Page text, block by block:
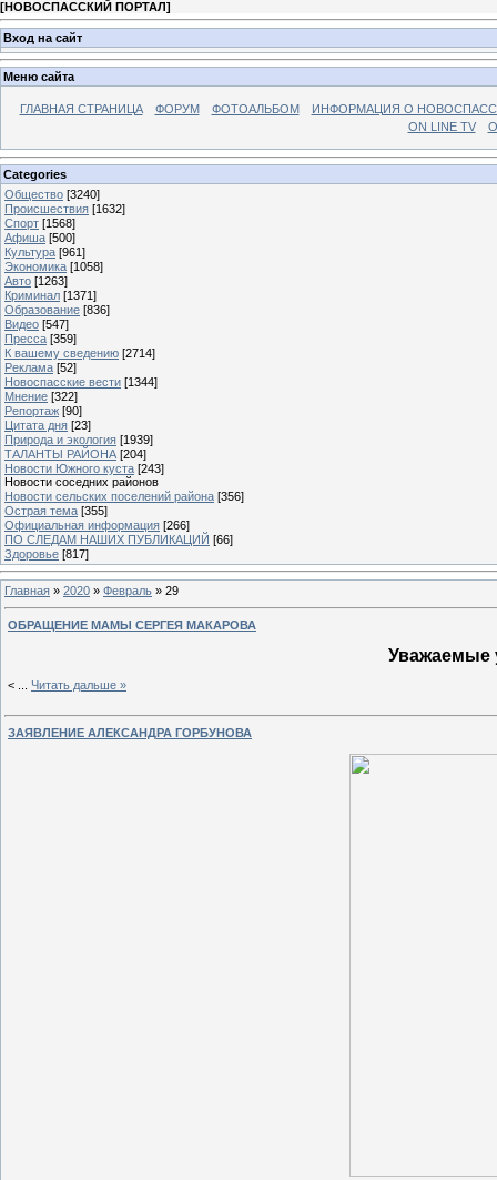
[НОВОСПАССКИЙ ПОРТАЛ]
Вход на сайт
Меню сайта
ГЛАВНАЯ СТРАНИЦА ФОРУМ ФОТОАЛЬБОМ
ИНФОРМАЦИЯ О
ON LINE TV
Categories
Общество [3240]
Происшествия [1632]
Спорт [1568]
Афиша [500]
Культура [961]
Экономика [1058]
Авто [1263]
Криминал [1371]
Образование [836]
Видео [547]
Пресса [359]
К вашему сведению [2714]
Реклама [52]
Новоспасские вести [1344]
Мнение [322]
Репортаж [90]
Цитата дня [23]
Природа и экология [1939]
ТАЛАНТЫ РАЙОНА [204]
Новости Южного куста [243]
Новости соседних районов
Новости сельских поселений района [356]
Острая тема [355]
Официальная информация [266]
ПО СЛЕДАМ НАШИХ ПУБЛИКАЦИЙ [66]
Здоровье [817]
Главная » 2020 » Февраль » 29
ОБРАЩЕНИЕ МАМЫ СЕРГЕЯ МАКАРОВА
< Читать дальше »
ЗАЯВЛЕНИЕ АЛЕКСАНДРА ГОРБУНОВА